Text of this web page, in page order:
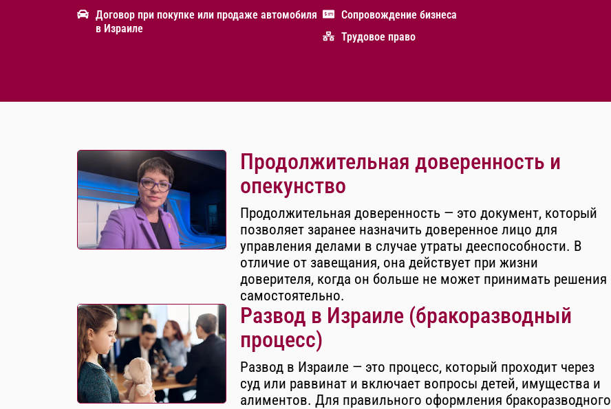
Договор при покупке или продаже автомобиля
в Израиле
Сопровождение бизнеса
Трудовое право
Продолжительная доверенность и
опекунство
Продолжительная доверенность — это документ, который
позволяет заранее назначить доверенное лицо для
управления делами в случае утраты дееспособности. В
отличие от завещания, она действует при жизни
доверителя, когда он больше не может принимать решения
самостоятельно.
Развод в Израиле (бракоразводный
процесс)
Развод в Израиле — это процесс, который проходит через
суд или раввинат и включает вопросы детей, имущества и
алиментов. Для правильного оформления бракоразводного